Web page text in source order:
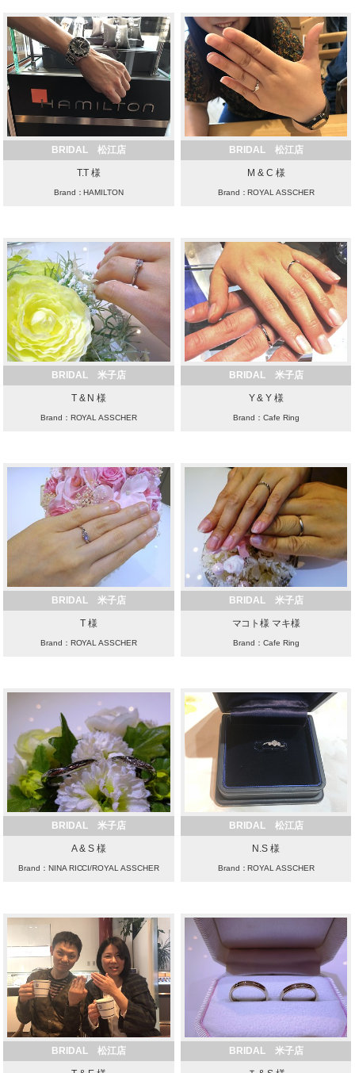
BRIDAL 松江店
T.T 様
Brand：HAMILTON
BRIDAL 松江店
M & C 様
Brand：ROYAL ASSCHER
BRIDAL 米子店
T & N 様
Brand：ROYAL ASSCHER
BRIDAL 米子店
Y & Y 様
Brand：Cafe Ring
BRIDAL 米子店
T 様
Brand：ROYAL ASSCHER
BRIDAL 米子店
マコト様 マキ様
Brand：Cafe Ring
BRIDAL 米子店
A & S 様
Brand：NINA RICCI/ROYAL ASSCHER
BRIDAL 松江店
N.S 様
Brand：ROYAL ASSCHER
BRIDAL 松江店 BRIDAL 米子店